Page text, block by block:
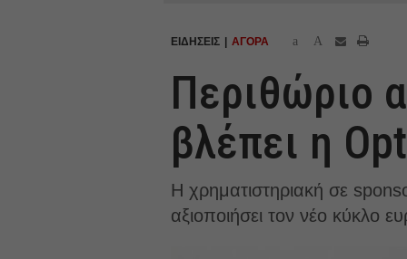
ΕΙΔΗΣΕΙΣ ΑΓΟΡΑ a A
Περιθώριο
βλέπει η
Η χρηματιστηριακή σε
αξιοποιήσει τον νέο κύκλο